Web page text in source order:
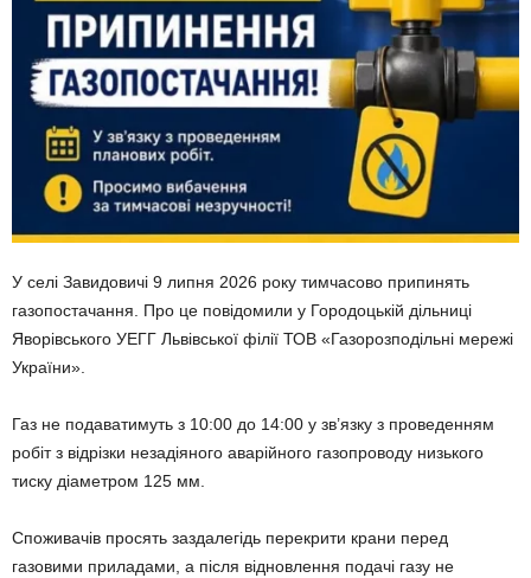
У селі Завидовичі 9 липня 2026 року тимчасово припинять
газопостачання. Про це повідомили у Городоцькій дільниці
Яворівського УЕГГ Львівської філії ТОВ «Газорозподільні мережі
України».
Газ не подаватимуть з 10:00 до 14:00 у зв’язку з проведенням
робіт з відрізки незадіяного аварійного газопроводу низького
тиску діаметром 125 мм.
Споживачів просять заздалегідь перекрити крани перед
газовими приладами, а після відновлення подачі газу не